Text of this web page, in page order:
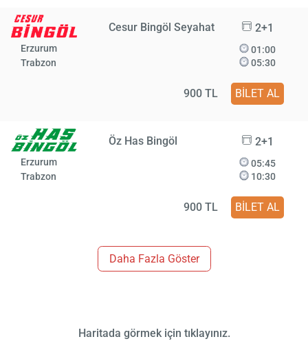
Cesur Bingöl Seyahat 2+1
Erzurum
Trabzon
01:00
05:30
900 TL BİLET AL
Öz Has Bingöl 2+1
Erzurum
Trabzon
05:45
10:30
900 TL BİLET AL
Daha Fazla Göster
Haritada görmek için tıklayınız.